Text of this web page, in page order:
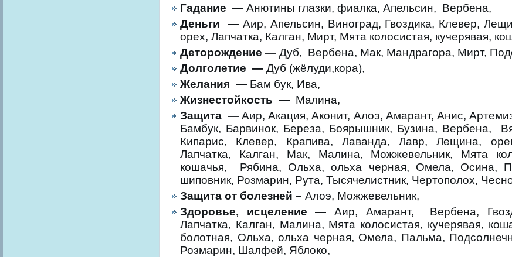
Гадание — Анютины глазки, фиалка, Апельсин, Вербена,
Деньги —Аир, Апельсин, Виноград, Гвоздика, Клевер,
орех, Лапчатка, Калган, Мирт, Мята колосистая, кучерявая,
Деторождение — Дуб, Вербена, Мак, Мандрагора, Мирт,
Долголетие — Дуб (жёлуди,кора),
Желания — Бам бук, Ива,
Жизнестойкость — Малина,
Защита —Аир, Акация, Аконит, Алоэ, Амарант, Анис,
Бамбук, Барвинок, Береза, Боярышник, Бузина, Вербена,
Кипарис, Клевер, Крапива, Лаванда, Лавр, Лещина,
Лапчатка, Калган, Мак, Малина, Можжевельник, Мята
кошачья, Рябина, Ольха, ольха черная, Омела, Осина,
шиповник, Розмарин, Рута, Тысячелистник, Чертополох,
Защита от болезней – Алоэ, Можжевельник,
Здоровье, исцеление — Аир, Амарант,
Вербена,
Лапчатка, Калган, Малина, Мята колосистая, кучерявая,
болотная, Ольха, ольха черная, Омела, Пальма,
Розмарин, Шалфей, Яблоко,